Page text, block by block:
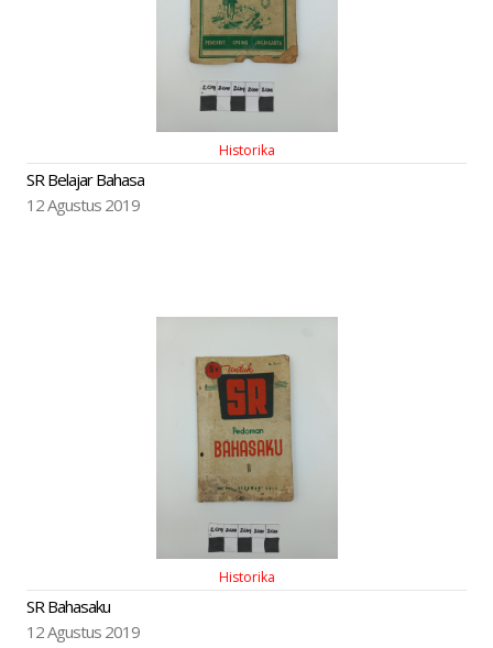
Historika
SR Belajar Bahasa
12 Agustus 2019
Historika
SR Bahasaku
12 Agustus 2019